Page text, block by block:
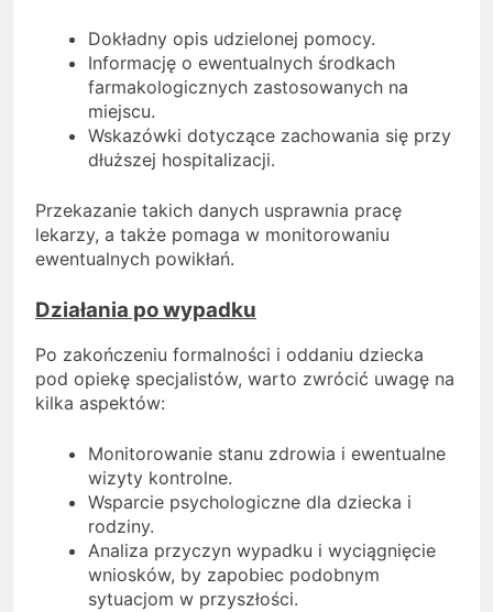
Dokładny opis udzielonej pomocy.
Informację o ewentualnych środkach
farmakologicznych zastosowanych na
miejscu.
Wskazówki dotyczące zachowania się przy
dłuższej hospitalizacji.
Przekazanie takich danych usprawnia pracę
lekarzy, a także pomaga w monitorowaniu
ewentualnych powikłań.
Działania po wypadku
Po zakończeniu formalności i oddaniu dziecka
pod opiekę specjalistów, warto zwrócić uwagę na
kilka aspektów:
Monitorowanie stanu zdrowia i ewentualne
wizyty kontrolne.
Wsparcie psychologiczne dla dziecka i
rodziny.
Analiza przyczyn wypadku i wyciągnięcie
wniosków, by zapobiec podobnym
sytuacjom w przyszłości.